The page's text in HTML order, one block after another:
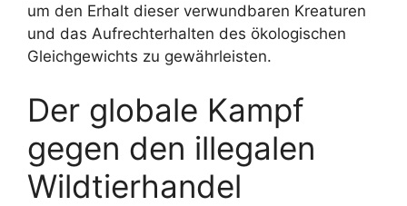
um den Erhalt dieser verwundbaren Kreaturen
und das Aufrechterhalten des ökologischen
Gleichgewichts zu gewährleisten.
Der globale Kampf
gegen den illegalen
Wildtierhandel